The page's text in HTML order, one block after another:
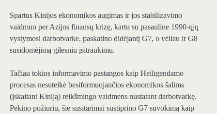
Spartus Kinijos ekonomikos augimas ir jos stabilizavimo
vaidmuo per Azijos finansų krizę, kartu su pasauline 1990-ųjų
vystymosi darbotvarke, paskatino didėjantį G7, o vėliau ir G8
susidomėjimą gilesniu įsitraukimu.
Tačiau tokios informavimo pastangos kaip Heiligendamo
procesas nesuteikė besiformuojančios ekonomikos šalims
(įskaitant Kiniją) reikšmingo vaidmens nustatant darbotvarkę.
Pekino požiūriu, šie susitarimai sustiprino G7 suvokimą kaip